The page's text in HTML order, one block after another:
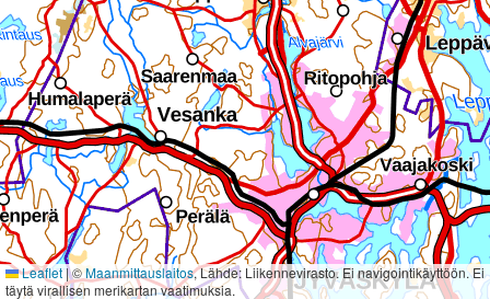
Leaflet|©Maanmittauslaitos, Lähde: Liikennevirasto. Ei navigointikäyttöön. Ei
täytä virallisen merikartan vaatimuksia.